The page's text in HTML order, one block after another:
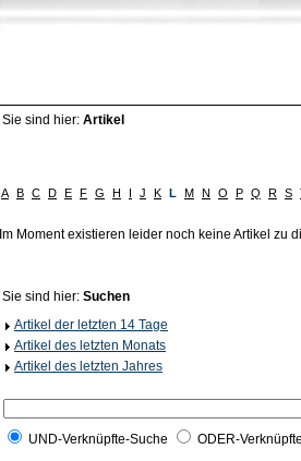
Sie sind hier: Artikel
A B C D E F G H I J K L M N O P Q R S
Im Moment existieren leider noch keine Artikel zu
Sie sind hier: Suchen
Artikel der letzten 14 Tage
Artikel des letzten Monats
Artikel des letzten Jahres
UND-Verknüpfte-Suche ODER-